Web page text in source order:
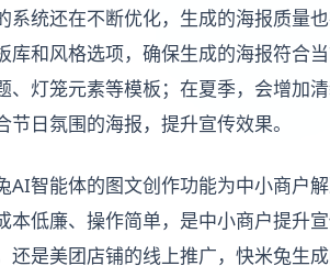
系统还在不断优化，生成的海报质量
库和风格选项，确保生成的海报符合
、灯笼元素等模板；在夏季，会增加
节日氛围的海报，提升宣传效果。
AI智能体的图文创作功能为中小商户
本低廉、操作简单，是中小商户提升
还是美团店铺的线上推广，快米兔生